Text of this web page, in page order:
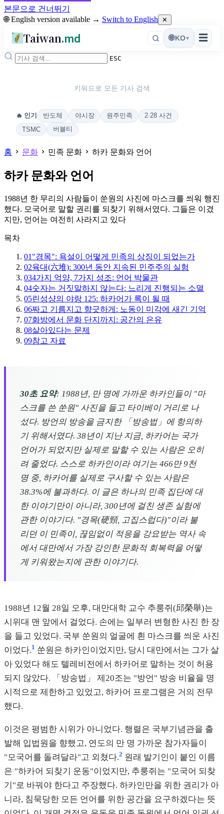
본문으로 건너뛰기
🌐 English version available → Switch to English ✕
Taiwan.md ☰
🌐KO▾
ESC
키워드로 모든 기사 검색
🔥 인기 반도체 야시장 원주민족
2·28 사건
TSMC
버블티
홈 문화 민족 문화 하카 문화와 언어
하카 문화와 언어
1988년 한 무리의 사람들이 쑨원의 사진에 마스크를 씌워 행진
했다. 모국어로 말할 권리를 되찾기 위해서였다. 그들은 이겼
지만, 언어는 여전히 사라지고 있다
목차
01 "경목": 욕설이 어떻게 민족의 상징이 되었는가
02육대(六堆): 300년 동안 지속된 민주주의 실험
034가지 억양, 7가지 성조: 언어 박물관
04숫자는 거짓말하지 않는다: 느리게 진행되는 소멸
05린성샹의 야랑 125: 하카어가 록이 될 때
06짜고 기름지고 향긋하게: 노동이 미각에 새긴 기억
07화방에서 문화 단지까지: 공간의 은유
08살아있다는 문제
09참고 자료
30초 요약: 1988년, 만 명에 가까운 하카인들이 "마
스크를 쓴 쑨원" 사진을 들고 타이베이 거리로 나
섰다. 방언의 방송을 금지한 「방송법」에 항의하
기 위해서였다. 38년이 지난 지금, 하카어는 국가
언어가 되었지만 실제로 말할 수 있는 사람은 오히
려 줄었다. 스스로 하카인이라 여기는 466만 9천
명 중, 하카어를 실제로 구사할 수 있는 사람은
38.3%에 불과하다. 이 글은 하나의 민족 집단에 대
한 이야기만이 아니라, 300년에 걸친 생존 실험에
관한 이야기다. "경목(硬頸, 고집스럽다)"이라 불
리던 이 민족이, 끊임없이 적응을 강요받는 역사 속
에서 대만에서 가장 강인한 문화적 회복력을 어떻
게 키워왔는지에 관한 이야기다.
1988년 12월 28일 오후, 대만대학 교수 추룽쥐(邱榮舉)는
시위대 맨 앞에서 걸었다. 손에는 일부러 변형한 사진 한 장
을 들고 있었다. 국부 쑨원의 얼굴에 흰 마스크를 씌운 사진
이었다.1 쑨원은 하카인이었지만, 당시 대만에서는 그가 살
아 있었다 해도 텔레비전에서 하카어로 말하는 것이 허용
되지 않았다. 「방송법」 제20조는 "방언" 방송 비율을 명
시적으로 제한하고 있었고, 하카어 프로그램은 거의 전무
했다.
이것은 평범한 시위가 아니었다. 행렬은 국부기념관을 출
발해 입법원을 향했고, 연도의 만 명 가까운 참가자들이
"모국어를 돌려달라"고 외쳤다.2 원래 발기인이 붙인 이름
은 "하카어 되찾기 운동"이었지만, 추룽쥐는 "모국어 되찾
기"로 바꿔야 한다고 주장했다. 하카인만을 위한 권리가 아
니라, 침묵당한 모든 언어를 위한 공간을 요구하겠다는 뜻